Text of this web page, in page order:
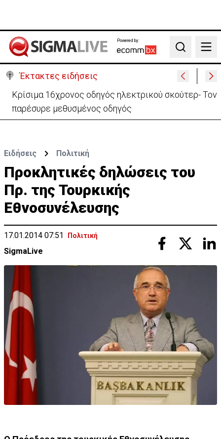
Powered by:
Search
Έκτακτες ειδήσεις
Αίγυπτος και ExxonMobil ενεργοποιούν το σχέδιο
αξιοποίησης Φ.Α από ΑΟΖ Κύπρου
Ειδήσεις Πολιτική
Προκλητικές δηλώσεις του
Πρ. της Τουρκικής
Εθνοσυνέλευσης
17.01.2014 07:51 Πολιτική
SigmaLive